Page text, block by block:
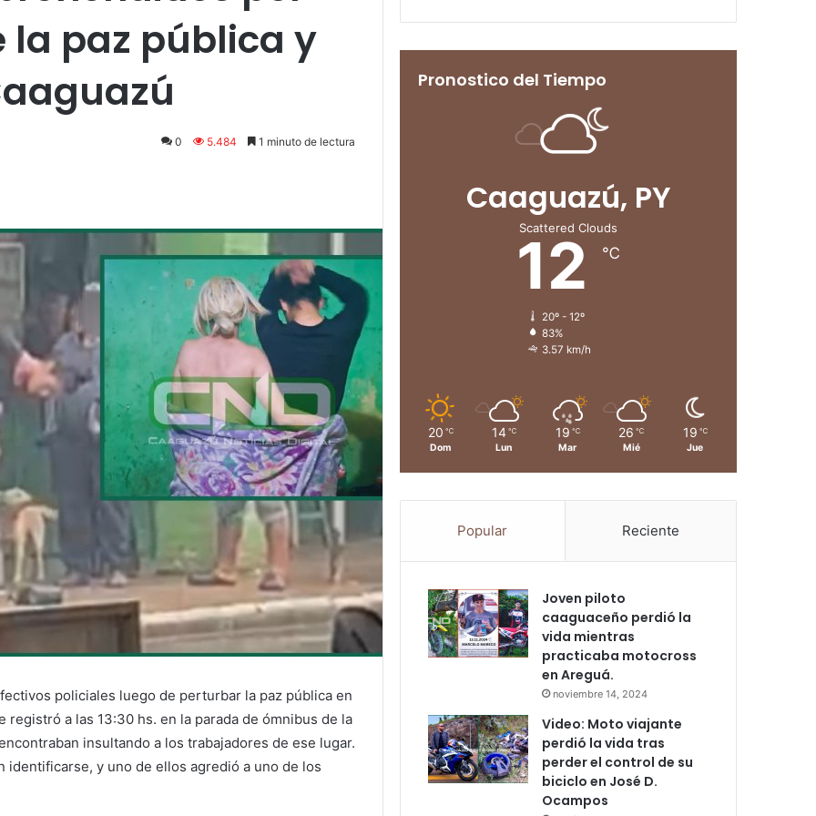
paz pública y
0 5.484 1 minuto de lectura
policiales luego de perturbar la paz pública en
registró a las 13:30 hs. en la parada de ómnibus de la
insultando a los trabajadores de ese lugar.
identificarse, y uno de ellos agredió a uno de los
Pronostico del Tiempo
Caaguazú, PY
Scattered Clouds
12 ℃
20º - 12º
83%
3.57 km/h
20 ℃
Dom
14 ℃
Lun
19 ℃
Mar
26 ℃
Mié
19 ℃
Jue
Popular Reciente
Joven piloto
caaguaceño perdió la
vida mientras
practicaba motocross
en Areguá.
noviembre 14, 2024
Video: Moto viajante
perdió la vida tras
perder el control de su
biciclo en José D.
Ocampos